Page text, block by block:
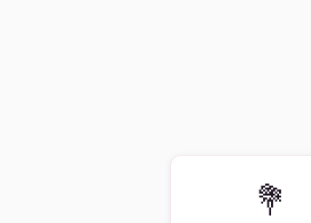
💐